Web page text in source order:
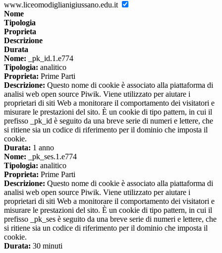
www.liceomodiglianigiussano.edu.it
Nome
Tipologia
Proprieta
Descrizione
Durata
Nome: _pk_id.1.e774
Tipologia: analitico
Proprieta: Prime Parti
Descrizione: Questo nome di cookie è associato alla piattaforma di
analisi web open source Piwik. Viene utilizzato per aiutare i
proprietari di siti Web a monitorare il comportamento dei visitatori e
misurare le prestazioni del sito. È un cookie di tipo pattern, in cui il
prefisso _pk_id è seguito da una breve serie di numeri e lettere, che
si ritiene sia un codice di riferimento per il dominio che imposta il
cookie.
Durata: 1 anno
Nome: _pk_ses.1.e774
Tipologia: analitico
Proprieta: Prime Parti
Descrizione: Questo nome di cookie è associato alla piattaforma di
analisi web open source Piwik. Viene utilizzato per aiutare i
proprietari di siti Web a monitorare il comportamento dei visitatori e
misurare le prestazioni del sito. È un cookie di tipo pattern, in cui il
prefisso _pk_ses è seguito da una breve serie di numeri e lettere, che
si ritiene sia un codice di riferimento per il dominio che imposta il
cookie.
Durata: 30 minuti